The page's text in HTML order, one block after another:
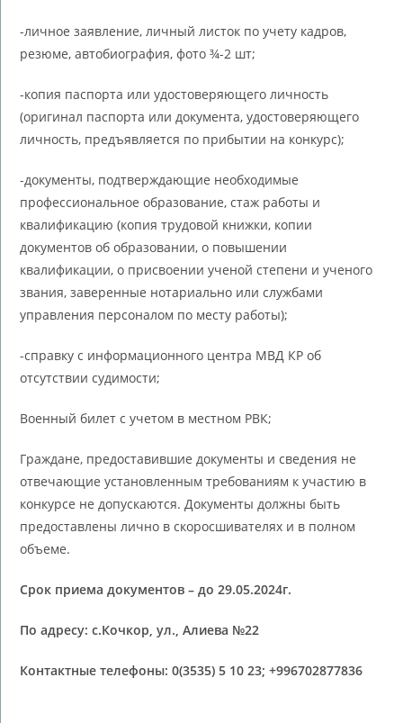
-личное заявление, личный листок по учету кадров,
резюме, автобиография, фото ¾-2 шт;
-копия паспорта или удостоверяющего личность
(оригинал паспорта или документа, удостоверяющего
личность, предъявляется по прибытии на конкурс);
-документы, подтверждающие необходимые
профессиональное образование, стаж работы и
квалификацию (копия трудовой книжки, копии
документов об образовании, о повышении
квалификации, о присвоении ученой степени и ученого
звания, заверенные нотариально или службами
управления персоналом по месту работы);
-справку с информационного центра МВД КР об
отсутствии судимости;
Военный билет с учетом в местном РВК;
Граждане, предоставившие документы и сведения не
отвечающие установленным требованиям к участию в
конкурсе не допускаются. Документы должны быть
предоставлены лично в скоросшивателях и в полном
объеме.
Срок приема документов – до 29.05.2024г.
По адресу: с.Кочкор, ул.,Алиева №22
Контактные телефоны: 0(3535) 5 10 23; +996702877836